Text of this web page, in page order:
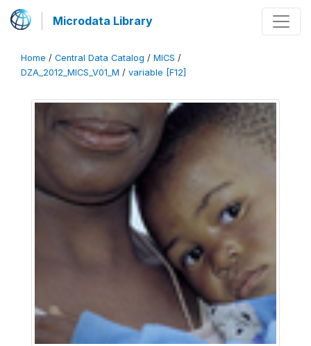
Microdata Library
Home / Central Data Catalog / MICS /
DZA_2012_MICS_V01_M / variable [F12]